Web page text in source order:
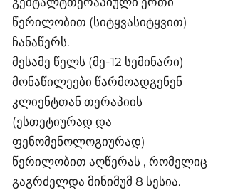
წერილობით (სიტყვასიტყვით)
ჩანაწერს.
მესამე წელს (მე-12 სემინარი)
მონაწილეები წარმოადგენენ
კლიენტთან თერაპიის
(ესთეტიურად და
ფენომენოლოგიურად)
წერილობით აღწერას , რომელიც
გაგრძელდა მინიმუმ 8 სესია.